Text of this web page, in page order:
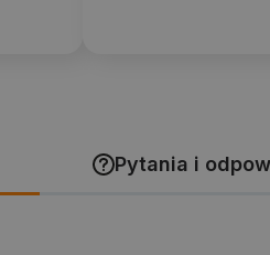
Pytania i